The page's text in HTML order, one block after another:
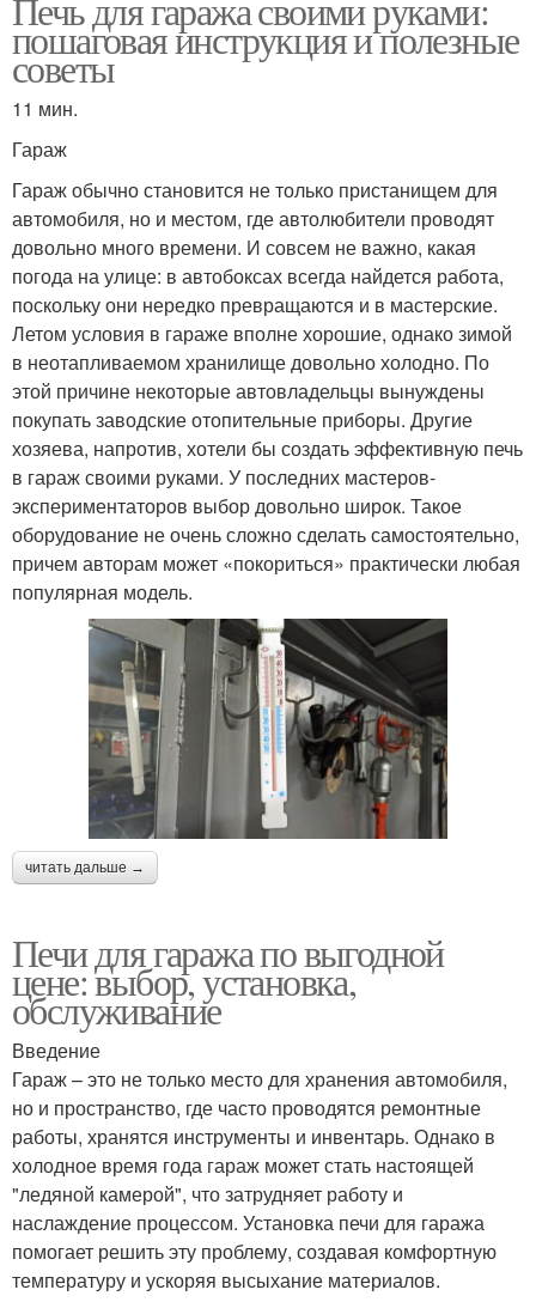
Печь для гаража своими руками:
пошаговая инструкция и полезные
советы
11 мин.
Гараж
Гараж обычно становится не только пристанищем для
автомобиля, но и местом, где автолюбители проводят
довольно много времени. И совсем не важно, какая
погода на улице: в автобоксах всегда найдется работа,
поскольку они нередко превращаются и в мастерские.
Летом условия в гараже вполне хорошие, однако зимой
в неотапливаемом хранилище довольно холодно. По
этой причине некоторые автовладельцы вынуждены
покупать заводские отопительные приборы. Другие
хозяева, напротив, хотели бы создать эффективную печь
в гараж своими руками. У последних мастеров-
экспериментаторов выбор довольно широк. Такое
оборудование не очень сложно сделать самостоятельно,
причем авторам может «покориться» практически любая
популярная модель.
читать дальше →
Печи для гаража по выгодной
цене: выбор, установка,
обслуживание
Введение
Гараж – это не только место для хранения автомобиля,
но и пространство, где часто проводятся ремонтные
работы, хранятся инструменты и инвентарь. Однако в
холодное время года гараж может стать настоящей
"ледяной камерой", что затрудняет работу и
наслаждение процессом. Установка печи для гаража
помогает решить эту проблему, создавая комфортную
температуру и ускоряя высыхание материалов.